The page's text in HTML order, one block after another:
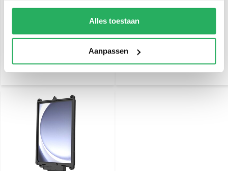
Alles toestaan
Aanpassen
RAM Mount IntelliSkin®
RAM Mount IntelliSkin®
Kies de juiste versie
€ 57,81 Excl. btw